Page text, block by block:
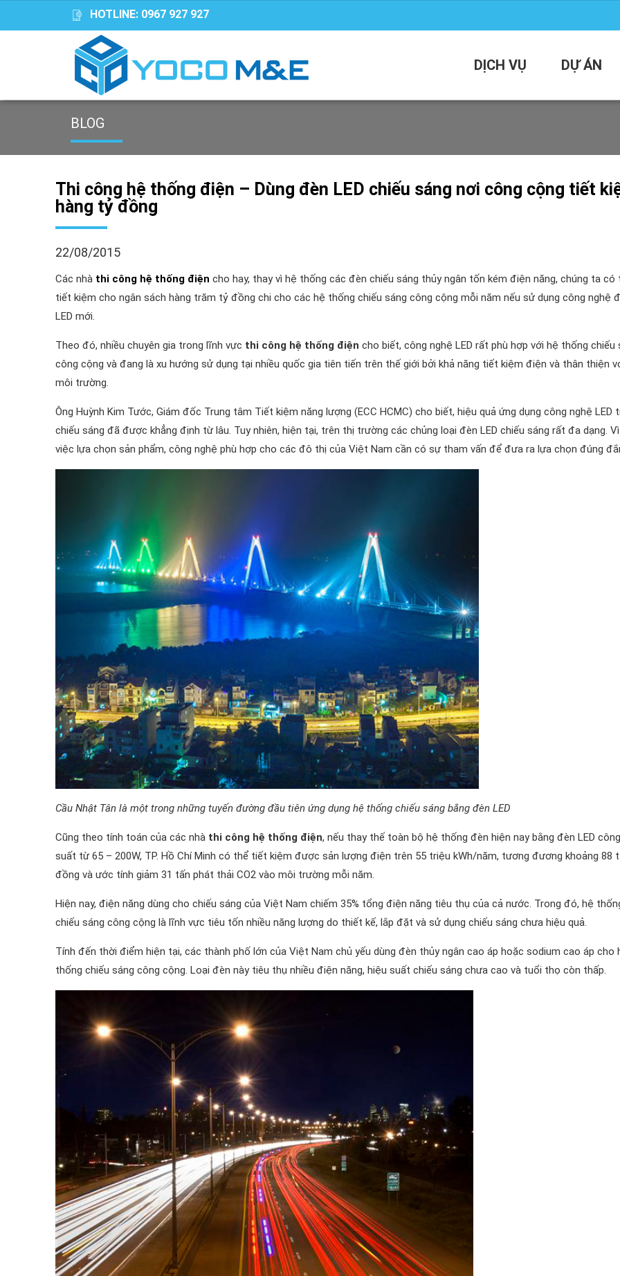
HOTLINE: 0967 927 927
DỊCH VỤ DỰ ÁN
BLOG
Thi công hệ thống điện – Dùng đèn LED chiếu sáng nơi công cộng tiết
hàng tỷ đồng
22/08/2015
Các nhà thi công hệ thống điện cho hay, thay vì hệ thống các đèn chiếu sáng thủy ngân tốn kém điện năng, chúng ta có
tiết kiệm cho ngân sách hàng trăm tỷ đồng chi cho các hệ thống chiếu sáng công cộng mỗi năm nếu sử dụng công nghệ
LED mới.
Theo đó, nhiều chuyên gia trong lĩnh vực thi công hệ thống điện cho biết, công nghệ LED rất phù hợp với hệ thống chiếu
công cộng và đang là xu hướng sử dụng tại nhiều quốc gia tiên tiến trên thế giới bởi khả năng tiết kiệm điện và thân thiện
môi trường.
Ông Huỳnh Kim Tước, Giám đốc Trung tâm Tiết kiệm năng lượng (ECC HCMC) cho biết, hiệu quả ứng dụng công nghệ LED
chiếu sáng đã được khẳng định từ lâu. Tuy nhiên, hiện tại, trên thị trường các chủng loại đèn LED chiếu sáng rất đa dạng. Vì
việc lựa chọn sản phẩm, công nghệ phù hợp cho các đô thị của Việt Nam cần có sự tham vấn để đưa ra lựa chọn đúng
Cầu Nhật Tân là một trong những tuyến đường đầu tiên ứng dụng hệ thống chiếu sáng bằng đèn LED
Cũng theo tính toán của các nhà thi công hệ thống điện, nếu thay thế toàn bộ hệ thống đèn hiện nay bằng đèn LED công
suất từ 65 – 200W, TP. Hồ Chí Minh có thể tiết kiệm được sản lượng điện trên 55 triệu kWh/năm, tương đương khoảng 88
đồng và ước tính giảm 31 tấn phát thải CO2 vào môi trường mỗi năm.
Hiện nay, điện năng dùng cho chiếu sáng của Việt Nam chiếm 35% tổng điện năng tiêu thụ của cả nước. Trong đó, hệ
chiếu sáng công cộng là lĩnh vực tiêu tốn nhiều năng lượng do thiết kế, lắp đặt và sử dụng chiếu sáng chưa hiệu quả.
Tính đến thời điểm hiện tại, các thành phố lớn của Việt Nam chủ yếu dùng đèn thủy ngân cao áp hoặc sodium cao áp cho
thống chiếu sáng công cộng. Loại đèn này tiêu thụ nhiều điện năng, hiệu suất chiếu sáng chưa cao và tuổi thọ còn thấp.